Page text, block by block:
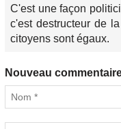
C'est une façon
c'est destructeur de
citoyens sont égaux.
Nouveau